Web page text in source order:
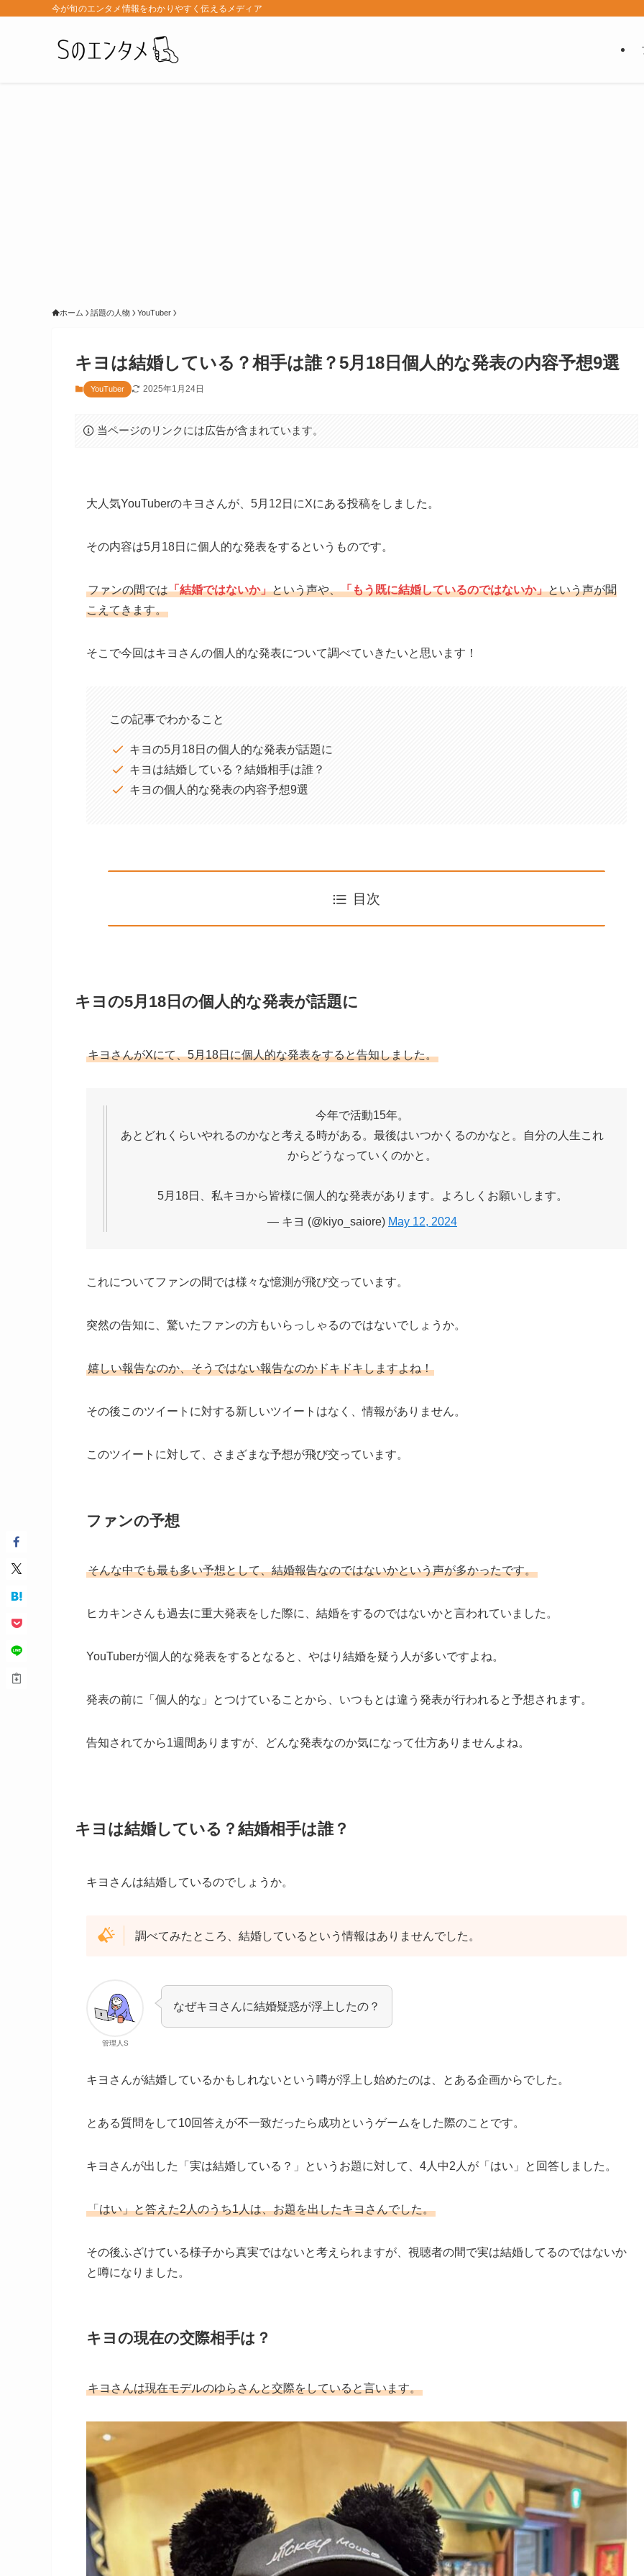
今が旬のエンタメ情報をわかりやすく伝えるメディア
ホーム 話題の人物 YouTuber
キヨは結婚している？相手は誰？5月18日個人的な発表の内容予想9選
YouTuber 2025年1月24日
当ページのリンクには広告が含まれています。
大人気YouTuberのキヨさんが、5月12日にXにある投稿をしました。
その内容は5月18日に個人的な発表をするというものです。
ファンの間では「結婚ではないか」という声や、「もう既に結婚しているのではないか」という声が聞
こえてきます。
そこで今回はキヨさんの個人的な発表について調べていきたいと思います！
この記事でわかること
キヨの5月18日の個人的な発表が話題に
キヨは結婚している？結婚相手は誰？
キヨの個人的な発表の内容予想9選
目次
キヨの5月18日の個人的な発表が話題に
キヨさんがXにて、5月18日に個人的な発表をすると告知しました。
今年で活動15年。
あとどれくらいやれるのかなと考える時がある。最後はいつかくるのかなと。自分の人生これ
からどうなっていくのかと。
5月18日、私キヨから皆様に個人的な発表があります。よろしくお願いします。
— キヨ (@kiyo_saiore) May 12, 2024
これについてファンの間では様々な憶測が飛び交っています。
突然の告知に、驚いたファンの方もいらっしゃるのではないでしょうか。
嬉しい報告なのか、そうではない報告なのかドキドキしますよね！
その後このツイートに対する新しいツイートはなく、情報がありません。
このツイートに対して、さまざまな予想が飛び交っています。
ファンの予想
そんな中でも最も多い予想として、結婚報告なのではないかという声が多かったです。
ヒカキンさんも過去に重大発表をした際に、結婚をするのではないかと言われていました。
YouTuberが個人的な発表をするとなると、やはり結婚を疑う人が多いですよね。
発表の前に「個人的な」とつけていることから、いつもとは違う発表が行われると予想されます。
告知されてから1週間ありますが、どんな発表なのか気になって仕方ありませんよね。
キヨは結婚している？結婚相手は誰？
キヨさんは結婚しているのでしょうか。
調べてみたところ、結婚しているという情報はありませんでした。
管理人S
なぜキヨさんに結婚疑惑が浮上したの？
キヨさんが結婚しているかもしれないという噂が浮上し始めたのは、とある企画からでした。
とある質問をして10回答えが不一致だったら成功というゲームをした際のことです。
キヨさんが出した「実は結婚している？」というお題に対して、4人中2人が「はい」と回答しました。
「はい」と答えた2人のうち1人は、お題を出したキヨさんでした。
その後ふざけている様子から真実ではないと考えられますが、視聴者の間で実は結婚してるのではないか
と噂になりました。
キヨの現在の交際相手は？
キヨさんは現在モデルのゆらさんと交際をしていると言います。